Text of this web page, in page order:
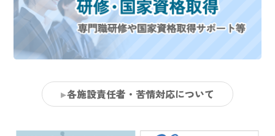
各施設責任者・苦情対応について